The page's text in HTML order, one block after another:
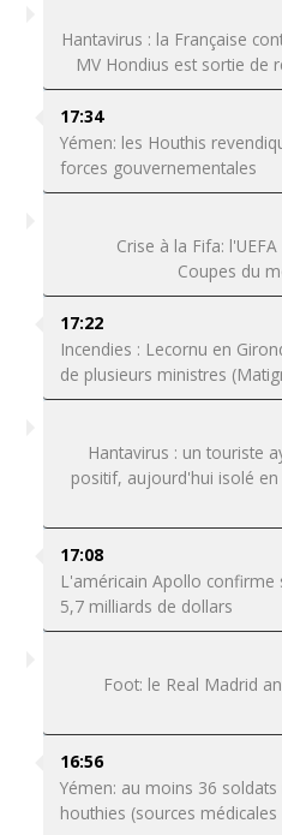
Hantavirus : la Française
MV Hondius est sortie de
17:34
Yémen: les Houthis
forces gouvernementales
Crise à la Fifa:
Coupes du
17:22
Incendies : Lecornu en
de plusieurs ministres
Hantavirus : un touriste
positif, aujourd'hui isolé
17:08
L'américain Apollo confirme
5,7 milliards de dollars
Foot: le Real Madrid
16:56
Yémen: au moins 36
houthies (sources médicales